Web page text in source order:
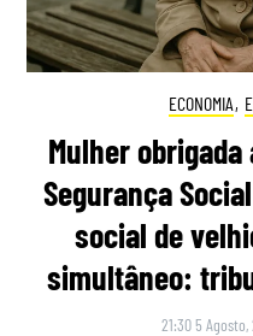
ECONOMIA,
Mulher obrigada
Segurança
social de
simultâneo:
21:30 5 Agosto,